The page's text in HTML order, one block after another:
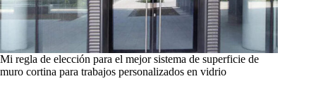
Mi regla de elección para el mejor sistema de superficie de
muro cortina para trabajos personalizados en vidrio